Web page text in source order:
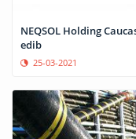
NEQSOL Holding
edib
25-03-2021